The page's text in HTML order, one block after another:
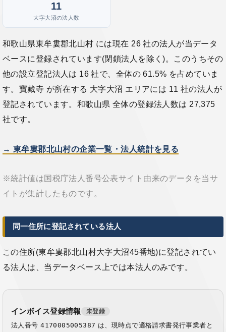
11
大字大沼の法人数
和歌山県東牟婁郡北山村 には現在 26 社の法人が当データ
ベースに登録されています(閉鎖法人を除く)。このうちその
他の設立登記法人は 16 社で、全体の 61.5% を占めていま
す。寶藏寺 が所在する 大字大沼 エリアには 11 社の法人が
登記されています。和歌山県 全体の登録法人数は 27,375
社です。
→ 東牟婁郡北山村の企業一覧・法人統計を見る
※統計値は国税庁法人番号公表サイト由来のデータを当サ
イトが集計したものです。
同一住所に登記されている法人
この住所(東牟婁郡北山村大字大沼45番地)に登記されてい
る法人は、当データベース上では本法人のみです。
インボイス登録情報 未登録
法人番号4170005005387 は、現時点で適格請求書発行事業者と